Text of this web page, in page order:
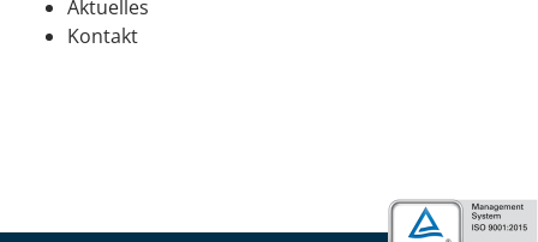
Aktuelles
Kontakt